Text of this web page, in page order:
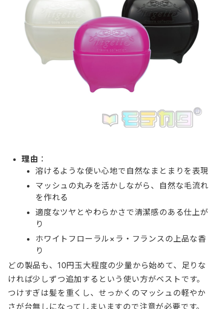
理由 ：
溶けるような使い心地で自然なまとまりを表現
マッシュの丸みを活かしながら、自然な毛流れ
を作れる
適度なツヤとやわらかさで清潔感のある仕上が
り
ホワイトフローラル×ラ・フランスの上品な香
り
どの製品も、10円玉大程度の少量から始めて、足りな
ければ少しずつ追加するという使い方がベストです。
つけすぎは髪を重くし、せっかくのマッシュの軽やか
さが台無しになってしまいますので注意が必要です。